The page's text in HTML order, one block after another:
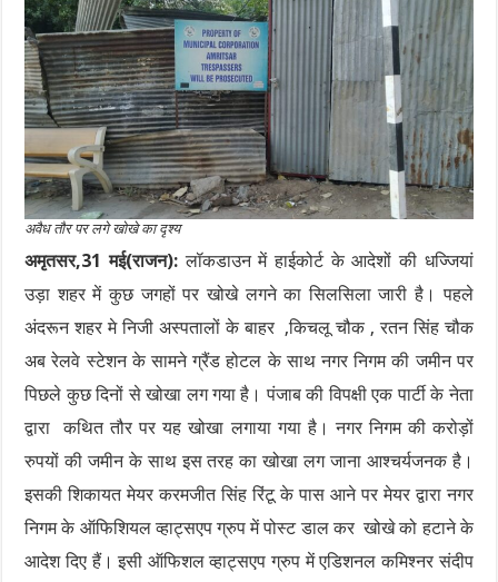
अवैध तौर पर लगे खोखे का दृश्य
अमृतसर,31 मई(राजन):लॉकडाउन में हाईकोर्ट के आदेशों की धज्जियां
उड़ा शहर में कुछ जगहों पर खोखे लगने का सिलसिला जारी है। पहले
अंदरून शहर मे निजी अस्पतालों के बाहर ,किचलू चौक , रतन सिंह चौक
अब रेलवे स्टेशन के सामने ग्रैंड होटल के साथ नगर निगम की जमीन पर
पिछले कुछ दिनों से खोखा लग गया है। पंजाब की विपक्षी एक पार्टी के नेता
द्वारा कथित तौर पर यह खोखा लगाया गया है। नगर निगम की करोड़ों
रुपयों की जमीन के साथ इस तरह का खोखा लग जाना आश्चर्यजनक है।
इसकी शिकायत मेयर करमजीत सिंह रिंटू के पास आने पर मेयर द्वारा नगर
निगम के ऑफिशियल व्हाट्सएप ग्रुप में पोस्ट डाल कर खोखे को हटाने के
आदेश दिए हैं। इसी ऑफिशल व्हाट्सएप ग्रुप में एडिशनल कमिश्नर संदीप